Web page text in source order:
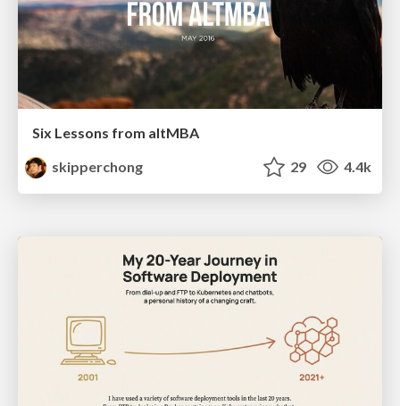
Six Lessons from altMBA
skipperchong
29 4.4k